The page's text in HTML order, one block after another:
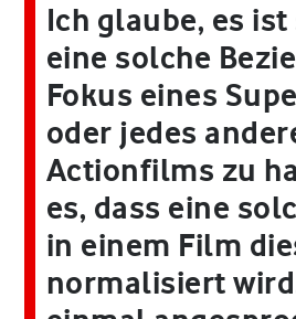
Ich glaube, es
eine solche
Fokus eines
oder jedes
Actionfilms zu
es, dass eine
in einem Film
normalisiert